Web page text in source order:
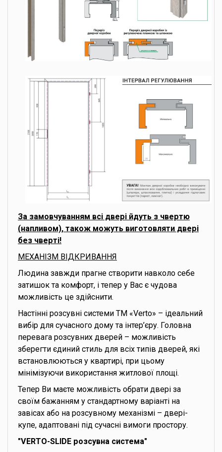
За замовчуванням всі двері йдуть з чвертю
(напливом), також можуть виготовляти двері
без чверті!
МЕХАНІЗМ ВІДКРИВАННЯ
Людина завжди прагне створити навколо себе
затишок та комфорт, і тепер у Вас є чудова
можливість це здійснити.
Настінні розсувні системи ТМ «Verto» – ідеальний
вибір для сучасного дому та інтер’єру. Головна
перевага розсувних дверей – можливість
зберегти єдиний стиль для всіх типів дверей, які
встановлюються у квартирі, при цьому
мінімізуючи використання житлової площі.
Тепер Ви маєте можливість обрати двері за
своїм бажанням у стандартному варіанті на
завісах або на розсувному механізмі – двері-
купе, адаптовані під сучасні вимоги простору.
"VERTO-SLIDE розсувна система"